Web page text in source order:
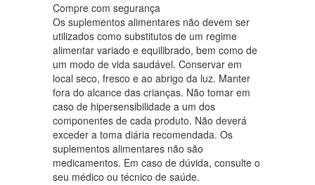
Compre com segurança
Os suplementos alimentares não devem ser
utilizados como substitutos de um regime
alimentar variado e equilibrado, bem como de
um modo de vida saudável. Conservar em
local seco, fresco e ao abrigo da luz. Manter
fora do alcance das crianças. Não tomar em
caso de hipersensibilidade a um dos
componentes de cada produto. Não deverá
exceder a toma diária recomendada. Os
suplementos alimentares não são
medicamentos. Em caso de dúvida, consulte o
seu médico ou técnico de saúde.